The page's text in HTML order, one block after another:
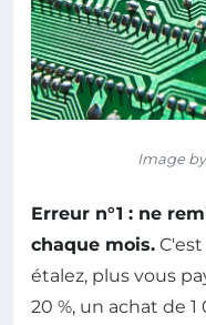
Image
Erreur n°1 : ne
chaque mois.
étalez, plus vous
20 %, un achat de